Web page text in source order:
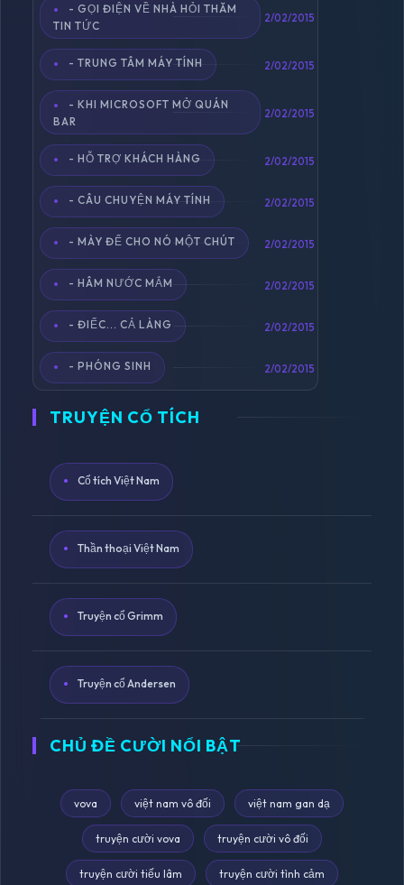
- GỌI ĐIỆN VỀ NHÀ HỎI THĂM
TIN TỨC
2/02/2015
- TRUNG TÂM MÁY TÍNH 2/02/2015
- KHI MICROSOFT MỞ QUÁN
BAR
2/02/2015
- HỖ TRỢ KHÁCH HÀNG 2/02/2015
- CÂU CHUYỆN MÁY TÍNH 2/02/2015
- MÀY ĐỂ CHO NÓ MỘT CHÚT 2/02/2015
- HÂM NƯỚC MẮM 2/02/2015
- ĐIẾC... CẢ LÀNG 2/02/2015
- PHÓNG SINH 2/02/2015
TRUYỆN CỔ TÍCH
Cổ tích Việt Nam
Thần thoại Việt Nam
Truyện cổ Grimm
Truyện cổ Andersen
CHỦ ĐỀ CƯỜI NỔI BẬT
vova việt nam vô đối việt nam gan dạ
truyện cười vova truyện cười vô đối
truyện cười tiếu lâm truyện cười tình cảm